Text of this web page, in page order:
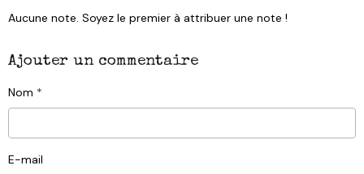
Aucune note. Soyez le premier à attribuer une note !
Ajouter un commentaire
Nom
E-mail